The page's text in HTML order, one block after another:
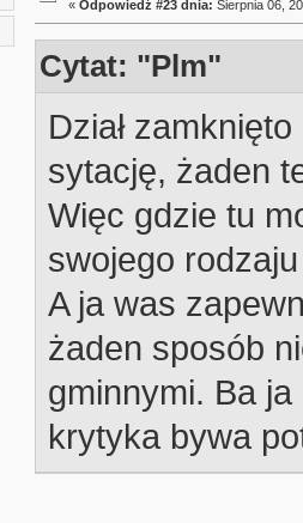
« Odpowiedź #23 dnia: Sierpnia 06,
Cytat: "Plm"
Dział
sytację, żaden
Więc gdzie tu
swojego
A ja was
żaden sposób
gminnymi. Ba
krytyka bywa